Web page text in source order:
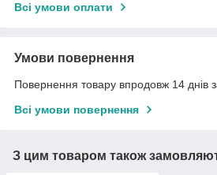
Всі умови оплати
Умови повернення
Повернення товару впродовж 14 днів
Всі умови повернення
З цим товаром також